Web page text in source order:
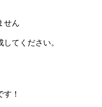
せん
てください。
！